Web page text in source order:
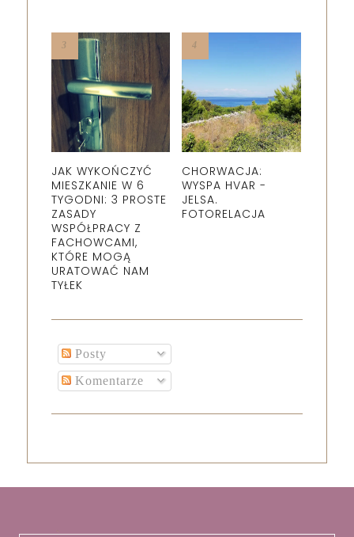
JAK WYKOŃCZYĆ
MIESZKANIE W 6
TYGODNI: 3 PROSTE
ZASADY
WSPÓŁPRACY Z
FACHOWCAMI,
KTÓRE MOGĄ
URATOWAĆ NAM
TYŁEK
CHORWACJA:
WYSPA HVAR -
JELSA.
FOTORELACJA
Posty
Komentarze